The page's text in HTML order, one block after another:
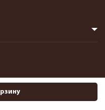
страйкбола и снаряжения–